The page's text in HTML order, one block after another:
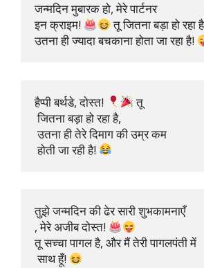
जन्मदिन मुबारक हो, मेरे पार्टनर
इन क्राइम!
तू जितना बड़ा हो रहा
उतना ही ज्यादा बचकाना होता जा रहा है!
हैप्पी बर्थडे, दोस्त!
तू
जितना बड़ा हो रहा है,
उतना ही तेरे दिमाग की उम्र कम
होती जा रही है!
तुझे जन्मदिन की ढेर सारी शुभकामनाएँ
, मेरे अजीब दोस्त!
तू सच्चा पागल है, और मैं तेरी पागलपंती में
साथ हूँ!